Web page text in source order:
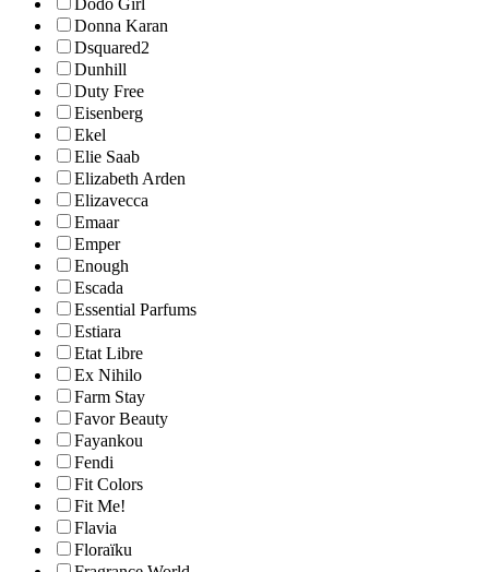
Dodo Girl
Donna Karan
Dsquared2
Dunhill
Duty Free
Eisenberg
Ekel
Elie Saab
Elizabeth Arden
Elizavecca
Emaar
Emper
Enough
Escada
Essential Parfums
Estiara
Etat Libre
Ex Nihilo
Farm Stay
Favor Beauty
Fayankou
Fendi
Fit Colors
Fit Me!
Flavia
Floraïku